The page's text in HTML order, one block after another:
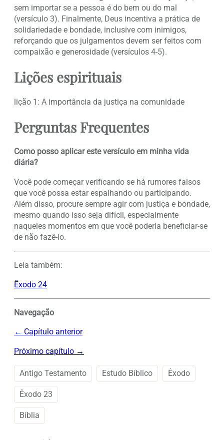
sem importar se a pessoa é do bem ou do mal
(versículo 3). Finalmente, Deus incentiva a prática de
solidariedade e bondade, inclusive com inimigos,
reforçando que os julgamentos devem ser feitos com
compaixão e generosidade (versículos 4-5).
Lições espirituais
lição 1: A importância da justiça na comunidade
Perguntas Frequentes
Como posso aplicar este versículo em minha vida
diária?
Você pode começar verificando se há rumores falsos
que você possa estar espalhando ou participando.
Além disso, procure sempre agir com justiça e bondade,
mesmo quando isso seja difícil, especialmente
naqueles momentos em que você poderia beneficiar-se
de não fazê-lo.
Leia também:
Êxodo 24
Navegação
← Capítulo anterior
Próximo capítulo →
Antigo Testamento Estudo Bíblico Êxodo
Êxodo 23
Bíblia